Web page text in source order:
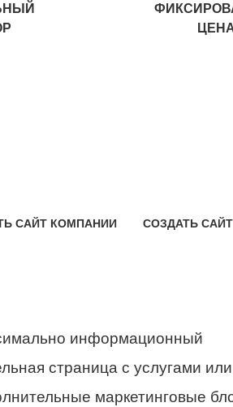
САЙТ КОМПАНИИ СОЗДАТЬ
информационный
страница с услугами
маркетинговые